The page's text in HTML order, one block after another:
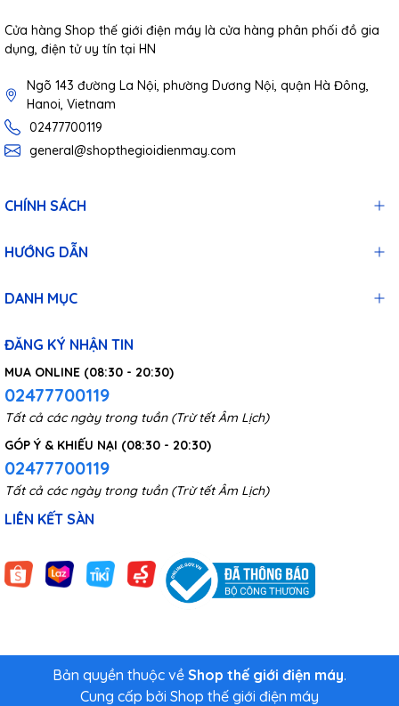
Cửa hàng Shop thế giới điện máy là cửa hàng phân phối đồ gia
dụng, điện tử uy tín tại HN
Ngõ 143 đường La Nội, phường Dương Nội, quận Hà Đông,
Hanoi, Vietnam
02477700119
general@shopthegioidienmay.com
CHÍNH SÁCH
HƯỚNG DẪN
DANH MỤC
ĐĂNG KÝ NHẬN TIN
MUA ONLINE (08:30 - 20:30)
02477700119
Tất cả các ngày trong tuần (Trừ tết Âm Lịch)
GÓP Ý & KHIẾU NẠI (08:30 - 20:30)
02477700119
Tất cả các ngày trong tuần (Trừ tết Âm Lịch)
LIÊN KẾT SÀN
Bản quyền thuộc về Shop thế giới điện máy.
Cung cấp bởi Shop thế giới điện máy